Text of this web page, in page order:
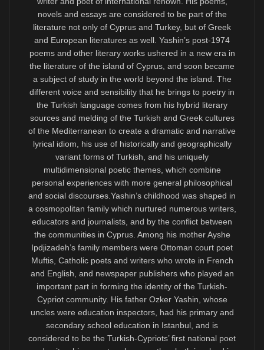
AB Komisyonu’nun, 2004’te Annan Planı ile Kıbrıs
yeniden birleştiği takdirde Türkçeye resmî dil statüsü
verileceği yönünde açıklamalarını da hatırlamak
gerekir. Halen AB makamları, Kıbrıs’a AB şemsiyesi
altında federal bir çözüm bulunur bulunmaz Türkçenin
resmî AB dili olacağını her fırsatta tekrarlıyorlar.
Gerçekten de Kıbrıslıtürklerin varlığı nedeniyle Türkiyeli
ve Türkçe konuşan Avrupalı toplumlar için Türkçenin
resmî AB dili olması sağlanacaksa, bunun Kıbrıs’ı
birleştirecek adil ve kalıcı bir çözümle koşut gitmesi,
benim gibi varoluşu Türkçeye bağlı birine bile daha
uygun görünüyor.
“Bile” dedim, çünkü kitaplarımın telifiyle ve şair-yazar
kimliğiyle yaptığım işlerle hayatımı idame ettirdiğimden,
bir Kıbrıs Cumhuriyeti yurttaşı olarak Yunanca yazan
meslektaşlarımın yararlandığı haklardan mahrum
oluşum, yalnızca eserlerimin daha yaygın şekilde
okurlara ulaşması gibi noktalarda değil, ama hayatımı
idame ettirmemde açmazlar yaratıyor. Yunanca yazan
Kıbrıslı vatandaşlarımın yanı sıra, vatandaşlık bağımız
bulunmayan Türkiyeli yazarlara göre de birçok
dezavantaj içinde oluşuma rağmen, çevrilen
kitaplarımın hem Kıbrıs hem Türkçe edebiyatları adına
dolaşımda bulunmasının Türk ve Yunan milliyetçiliği
eksenli resmî dil ve edebiyat politikalarını kendiliğinden
sorgulattığını Atina’da kitaplarımı inceleme konusu
yapanlar da görebiliyor.